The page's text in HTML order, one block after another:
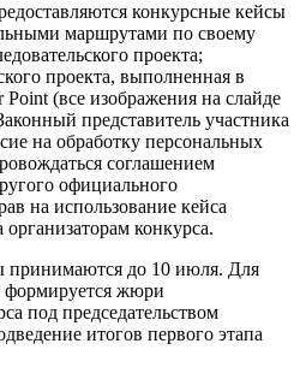
конкурсные кейсы
маршрутами по своему
проекта;
проекта, выполненная в
(все изображения на слайде
представитель участника
на обработку персональных
соглашением
официального
на использование кейса
организаторам конкурса.
принимаются до 10 июля. Для
формируется жюри
под председательством
итогов первого этапа